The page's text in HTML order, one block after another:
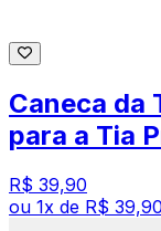
Caneca da
para a Tia
R$ 39,90
ou 1x de R$ 39,90